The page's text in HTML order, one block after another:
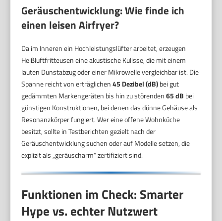
Geräuschentwicklung: Wie finde ich
einen leisen Airfryer?
Da im Inneren ein Hochleistungslüfter arbeitet, erzeugen
Heißluftfritteusen eine akustische Kulisse, die mit einem
lauten Dunstabzug oder einer Mikrowelle vergleichbar ist. Die
Spanne reicht von erträglichen45 Dezibel (dB)bei gut
gedämmten Markengeräten bis hin zu störenden65 dB bei
günstigen Konstruktionen, bei denen das dünne Gehäuse als
Resonanzkörper fungiert. Wer eine offene Wohnküche
besitzt, sollte in Testberichten gezielt nach der
Geräuschentwicklung suchen oder auf Modelle setzen, die
explizit als „geräuscharm“ zertifiziert sind.
Funktionen im Check: Smarter
Hype vs. echter Nutzwert